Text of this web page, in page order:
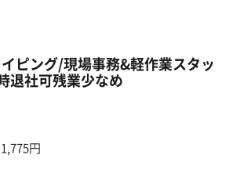
ピング/現場事務&軽作業スタッ
退社可残業少なめ
円